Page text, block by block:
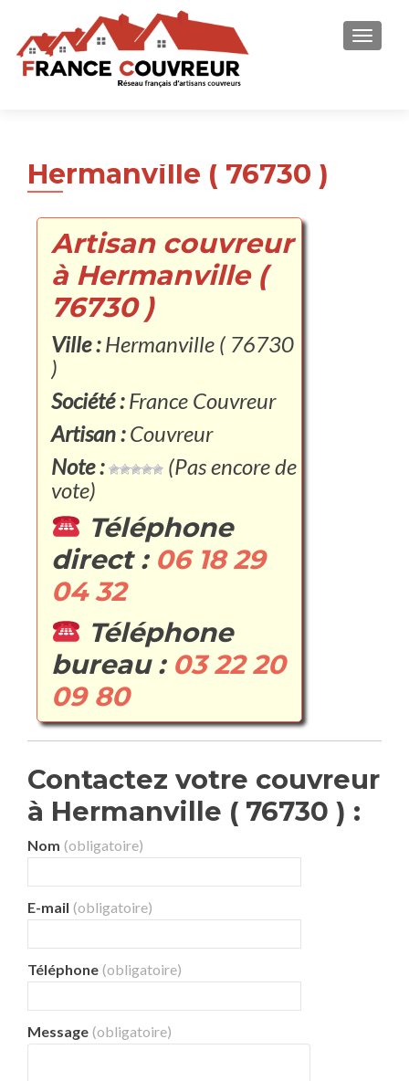
Hermanville ( 76730 )
Artisan couvreur
à Hermanville (
76730 )
Ville :Hermanville ( 76730
)
Société :France Couvreur
Artisan :Couvreur
Note :
(Pas encore de
vote)
Téléphone
direct : 06 18 29
04 32
Téléphone
bureau : 03 22 20
09 80
Contactez votre couvreur
à Hermanville ( 76730 ) :
Nom (obligatoire)
E-mail (obligatoire)
Téléphone (obligatoire)
Message (obligatoire)